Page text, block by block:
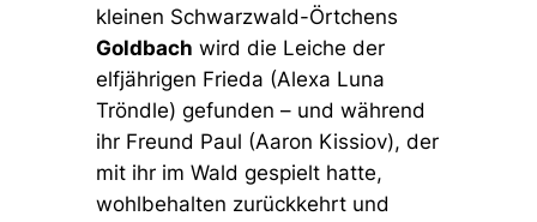
kleinen Schwarzwald-Örtchens
Goldbach wird die Leiche der
elfjährigen Frieda (Alexa Luna
Tröndle) gefunden – und während
ihr Freund Paul (Aaron Kissiov), der
mit ihr im Wald gespielt hatte,
wohlbehalten zurückkehrt und